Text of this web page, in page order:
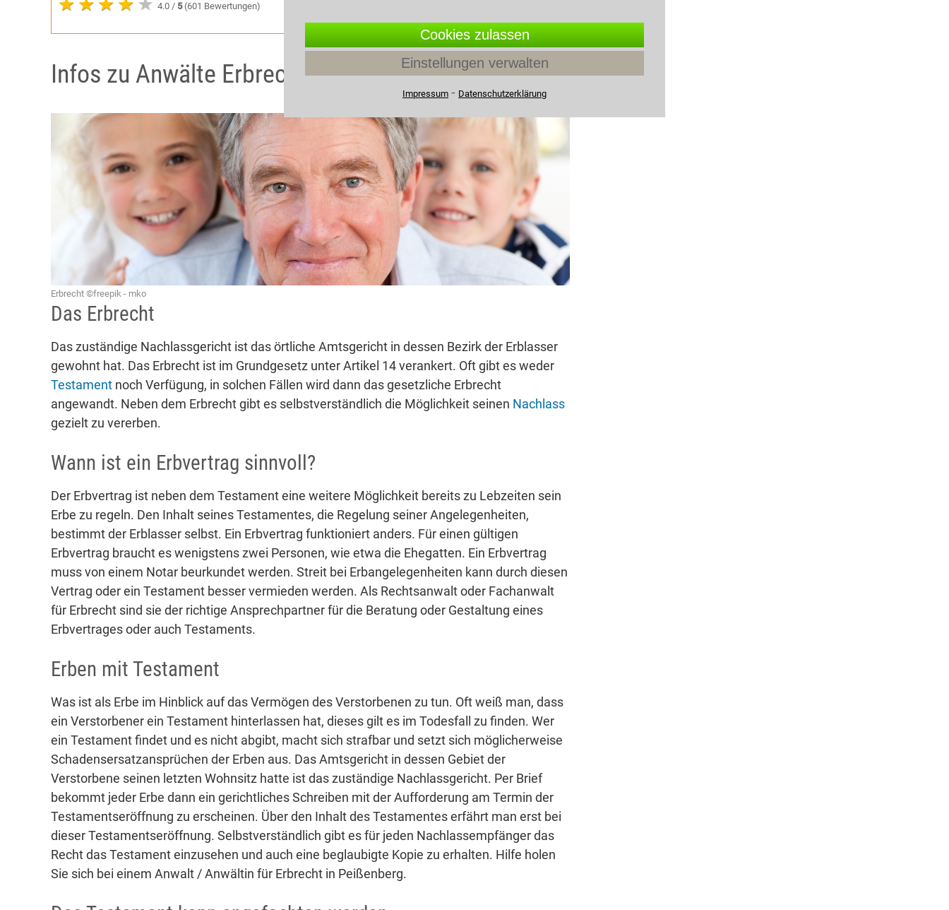
4.0 / 5(601 Bewertungen)
Infos zu Anwälte Erbrecht in Peißenberg
Erbrecht ©freepik - mko
Das Erbrecht
Das zuständige Nachlassgericht ist das örtliche Amtsgericht in dessen Bezirk der Erblasser
gewohnt hat. Das Erbrecht ist im Grundgesetz unter Artikel 14 verankert. Oft gibt es weder
Testament noch Verfügung, in solchen Fällen wird dann das gesetzliche Erbrecht
angewandt. Neben dem Erbrecht gibt es selbstverständlich die Möglichkeit seinen Nachlass
gezielt zu vererben.
Wann ist ein Erbvertrag sinnvoll?
Der Erbvertrag ist neben dem Testament eine weitere Möglichkeit bereits zu Lebzeiten sein
Erbe zu regeln. Den Inhalt seines Testamentes, die Regelung seiner Angelegenheiten,
bestimmt der Erblasser selbst. Ein Erbvertrag funktioniert anders. Für einen gültigen
Erbvertrag braucht es wenigstens zwei Personen, wie etwa die Ehegatten. Ein Erbvertrag
muss von einem Notar beurkundet werden. Streit bei Erbangelegenheiten kann durch diesen
Vertrag oder ein Testament besser vermieden werden. Als Rechtsanwalt oder Fachanwalt
für Erbrecht sind sie der richtige Ansprechpartner für die Beratung oder Gestaltung eines
Erbvertrages oder auch Testaments.
Erben mit Testament
Was ist als Erbe im Hinblick auf das Vermögen des Verstorbenen zu tun. Oft weiß man, dass
ein Verstorbener ein Testament hinterlassen hat, dieses gilt es im Todesfall zu finden. Wer
ein Testament findet und es nicht abgibt, macht sich strafbar und setzt sich möglicherweise
Schadensersatzansprüchen der Erben aus. Das Amtsgericht in dessen Gebiet der
Verstorbene seinen letzten Wohnsitz hatte ist das zuständige Nachlassgericht. Per Brief
bekommt jeder Erbe dann ein gerichtliches Schreiben mit der Aufforderung am Termin der
Testamentseröffnung zu erscheinen. Über den Inhalt des Testamentes erfährt man erst bei
dieser Testamentseröffnung. Selbstverständlich gibt es für jeden Nachlassempfänger das
Recht das Testament einzusehen und auch eine beglaubigte Kopie zu erhalten. Hilfe holen
Sie sich bei einem Anwalt / Anwältin für Erbrecht in Peißenberg.
Cookies zulassen
Einstellungen verwalten
Impressum ⁃ Datenschutzerklärung